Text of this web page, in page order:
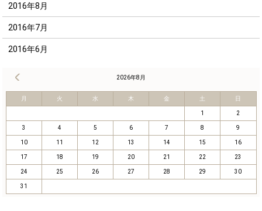
2016年8月
2016年7月
2016年6月
2026年8月
月 火 水 木 金 土 日
1 2
3 4 5 6 7 8 9
10 11 12 13 14 15 16
17 18 19 20 21 22 23
24 25 26 27 28 29 30
31